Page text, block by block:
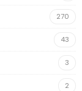
270
43
3
2